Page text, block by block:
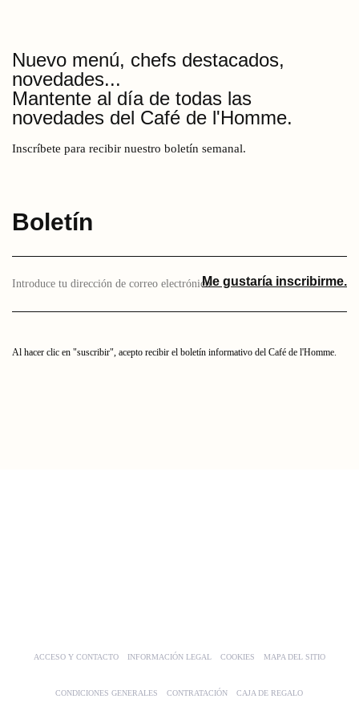
Nuevo menú, chefs destacados,
novedades...
Mantente al día de todas las
novedades del Café de l'Homme.
Inscríbete para recibir nuestro boletín semanal.
Boletín
aquí
correo
Al hacer clic en "suscribir", acepto recibir el boletín informativo del Café de l'Homme.
Me gustaría inscribirme.
ACCESO Y CONTACTO INFORMACIÓN LEGAL COOKIES MAPA DEL SITIO
CONDICIONES GENERALES CONTRATACIÓN CAJA DE REGALO